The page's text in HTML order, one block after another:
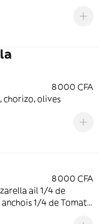
8 000 CFA
chorizo, olives
8 000 CFA
ail 1/4 de
1/4 de Tomate,